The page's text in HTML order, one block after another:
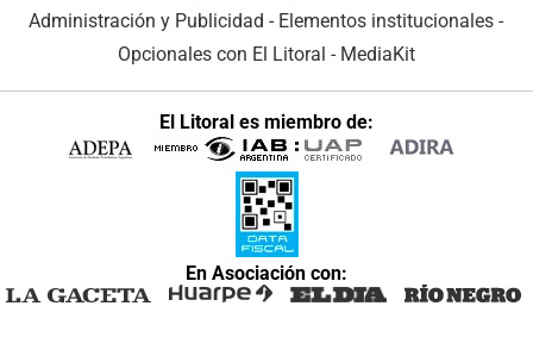
Administración y Publicidad - Elementos institucionales -
Opcionales con El Litoral - MediaKit
El Litoral es miembro de:
En Asociación con: